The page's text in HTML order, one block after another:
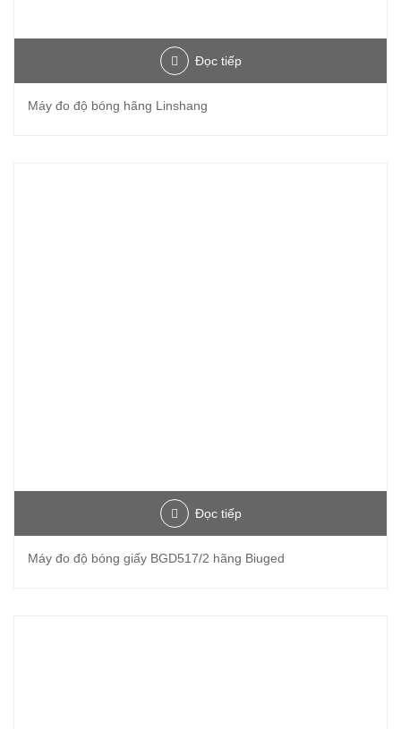
Đọc tiếp
Máy đo độ bóng hãng Linshang
Đọc tiếp
Máy đo độ bóng giấy BGD517/2 hãng Biuged